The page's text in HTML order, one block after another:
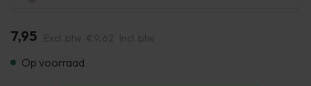
7,95 Excl. btw €9,62 Incl. btw
Op voorraad